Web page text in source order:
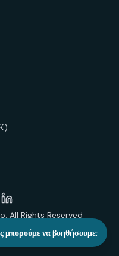
LinkedIn
All Rights Reserved
μπορούμε να βοηθήσουμε;